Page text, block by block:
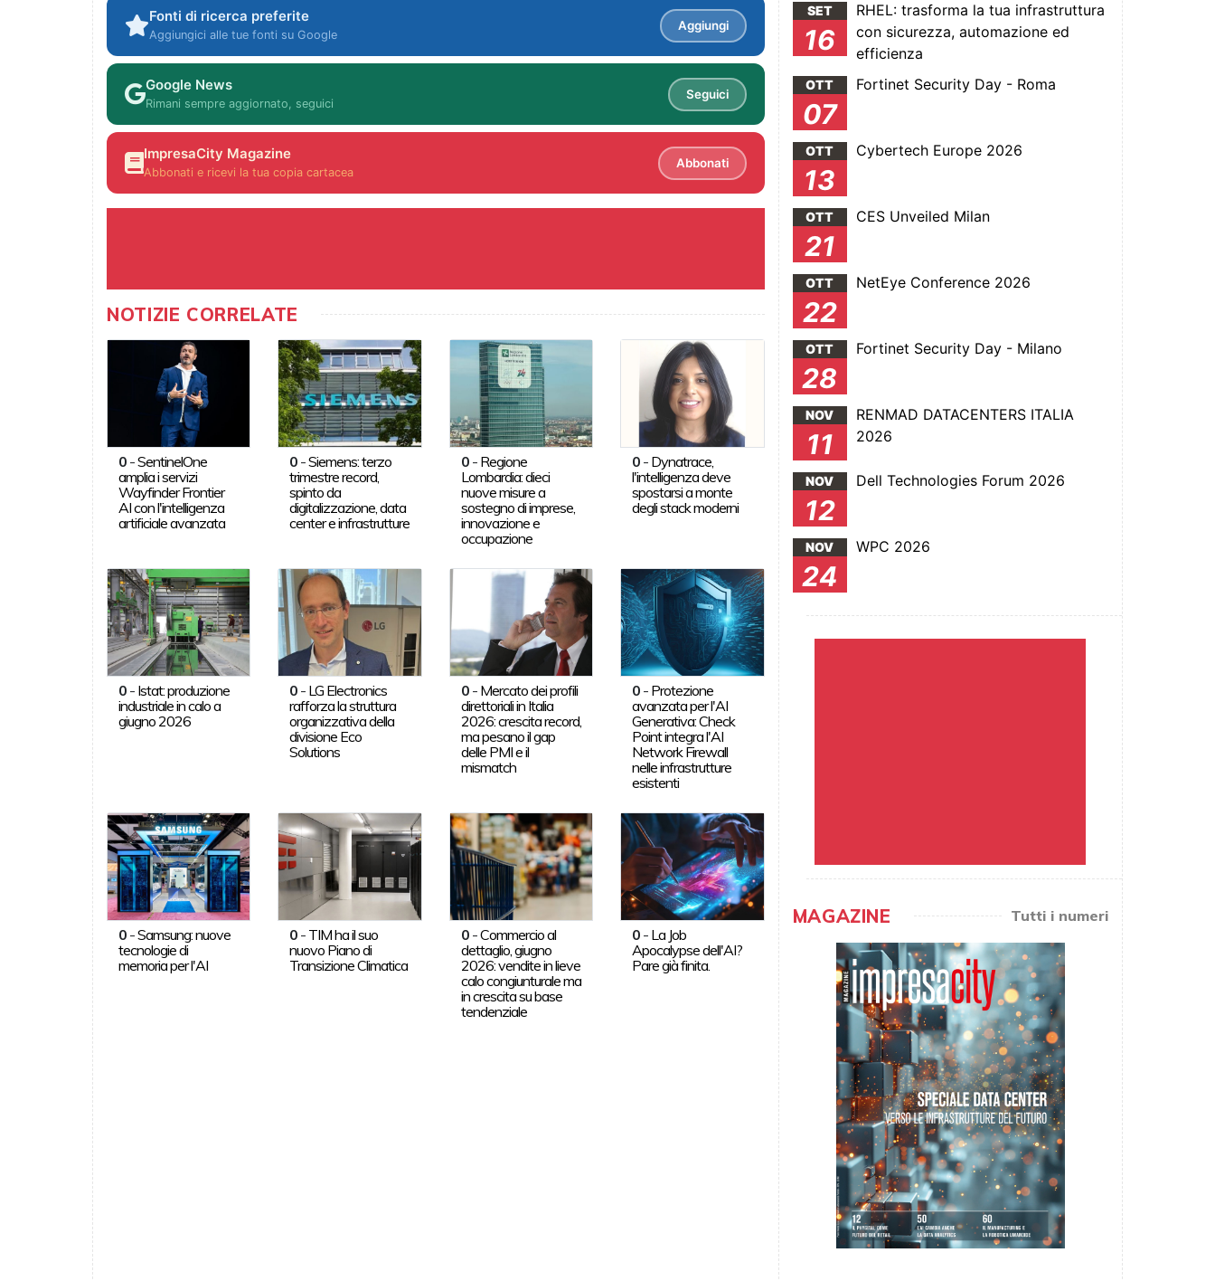
Fonti di ricerca preferite
Aggiungici alle tue fonti su Google
Aggiungi
Google News
Rimani sempre aggiornato, seguici
Seguici
ImpresaCity Magazine
Abbonati e ricevi la tua copia cartacea
Abbonati
NOTIZIE CORRELATE
0-SentinelOne
amplia i servizi
Wayfinder Frontier
AI con l'intelligenza
artificiale avanzata
0 -Siemens: terzo
trimestre record,
spinto da
digitalizzazione, data
center e infrastrutture
0- Regione
Lombardia: dieci
nuove misure a
sostegno di imprese,
innovazione e
occupazione
0 - Dynatrace,
l'intelligenza deve
spostarsi a monte
degli stack moderni
0- Istat: produzione
industriale in calo a
giugno 2026
0 - LG Electronics
rafforza la struttura
organizzativa della
divisione Eco
Solutions
0- Mercato dei profili
direttoriali in Italia
2026: crescita record,
ma pesano il gap
delle PMI e il
mismatch
0 - Protezione
avanzata per l'AI
Generativa: Check
Point integra l'AI
Network Firewall
nelle infrastrutture
esistenti
0-Samsung: nuove
tecnologie di
memoria per l'AI
0 - TIM ha il suo
nuovo Piano di
Transizione Climatica
0-Commercio al
dettaglio, giugno
2026: vendite in lieve
calo congiunturale ma
in crescita su base
tendenziale
0 - La Job
Apocalypse dell'AI?
Pare già finita.
SET
16
RHEL: trasforma la tua infrastruttura
con sicurezza, automazione ed
efficienza
OTT
07
Fortinet Security Day - Roma
OTT
13
Cybertech Europe 2026
OTT
21
CES Unveiled Milan
OTT
22
NetEye Conference 2026
OTT
28
Fortinet Security Day - Milano
NOV
11
RENMAD DATACENTERS ITALIA
2026
NOV
12
Dell Technologies Forum 2026
NOV
24
WPC 2026
MAGAZINE Tutti i numeri